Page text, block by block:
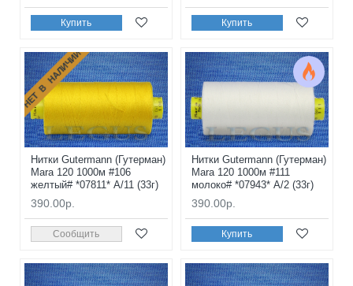
Купить Купить
НЕТ В НАЛИЧИИ
Нитки Gutermann (Гутерман)
Mara 120 1000м #106
желтый# *07811* A/11 (33г)
390.00р.
Сообщить
Нитки Gutermann (Гутерман)
Mara 120 1000м #111
молоко# *07943* A/2 (33г)
390.00р.
Купить